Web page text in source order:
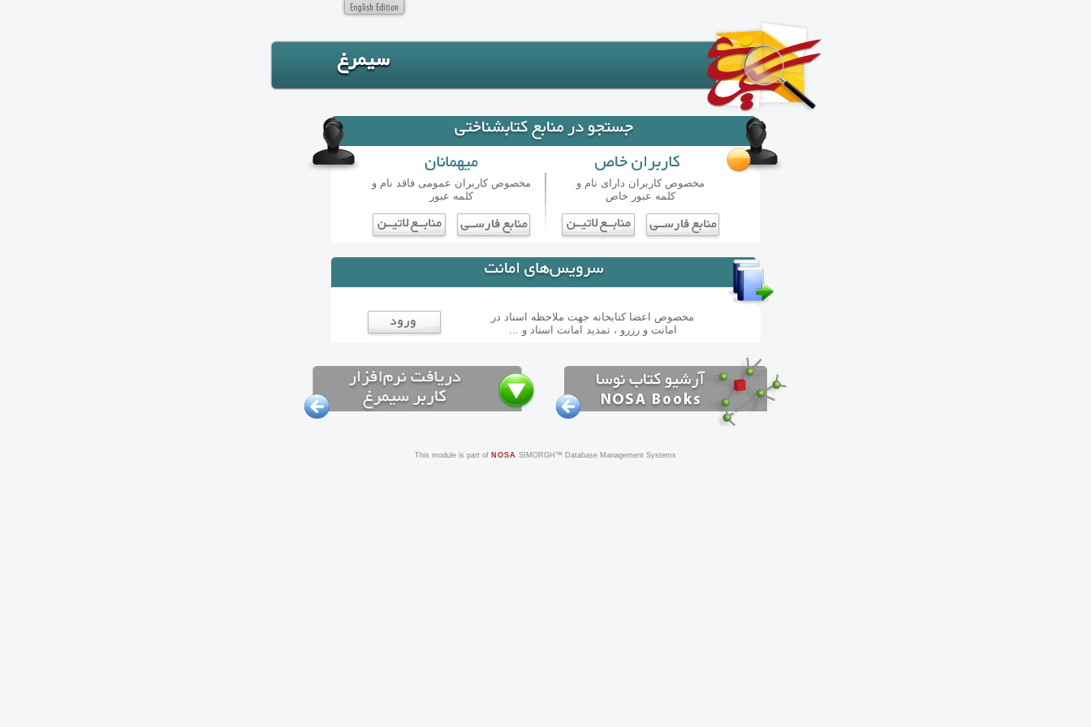
مخصوص کاربران عمومی فاقد نام و
کلمه عبور
مخصوص کاربران دارای نام و
کلمه عبور خاص
مخصوص اعضا کتابخانه جهت ملاحظه اسناد در
امانت و رزرو ، تمدید امانت اسناد و ...
This module is part of NOSA SIMORGH™ Database Management Systems